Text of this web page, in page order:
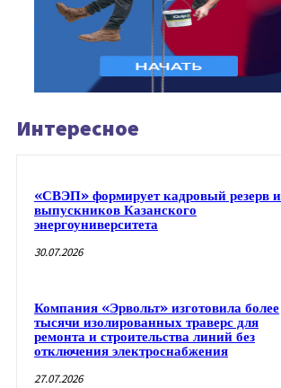
Интересное
«СВЭП» формирует кадровый резерв
выпускников Казанского
энергоуниверситета
30.07.2026
Компания «Эрвольт» изготовила более
тысячи изолированных траверс для
ремонта и строительства линий без
отключения электроснабжения
27.07.2026